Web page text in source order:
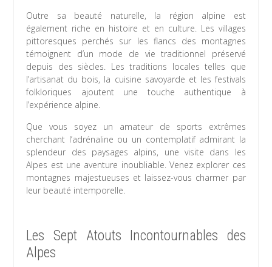
Outre sa beauté naturelle, la région alpine est
également riche en histoire et en culture. Les villages
pittoresques perchés sur les flancs des montagnes
témoignent d’un mode de vie traditionnel préservé
depuis des siècles. Les traditions locales telles que
l’artisanat du bois, la cuisine savoyarde et les festivals
folkloriques ajoutent une touche authentique à
l’expérience alpine.
Que vous soyez un amateur de sports extrêmes
cherchant l’adrénaline ou un contemplatif admirant la
splendeur des paysages alpins, une visite dans les
Alpes est une aventure inoubliable. Venez explorer ces
montagnes majestueuses et laissez-vous charmer par
leur beauté intemporelle.
Les Sept Atouts Incontournables des
Alpes